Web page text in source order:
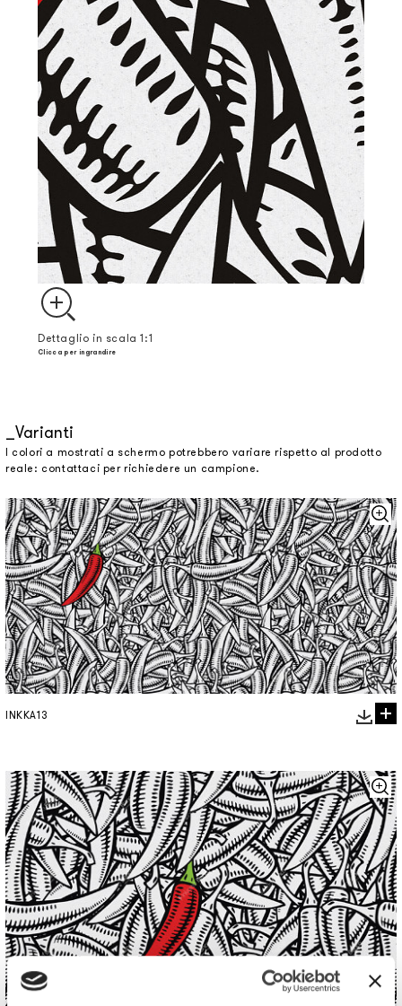
Dettaglio in scala 1:1
Clicca per ingrandire
Varianti
I colori a mostrati a schermo potrebbero variare rispetto al prodotto
reale: contattaci per richiedere un campione.
INKKA13